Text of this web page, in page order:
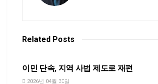
Related Posts
이민 단속, 지역 사법 제도로 재편
2026년 04월 30일